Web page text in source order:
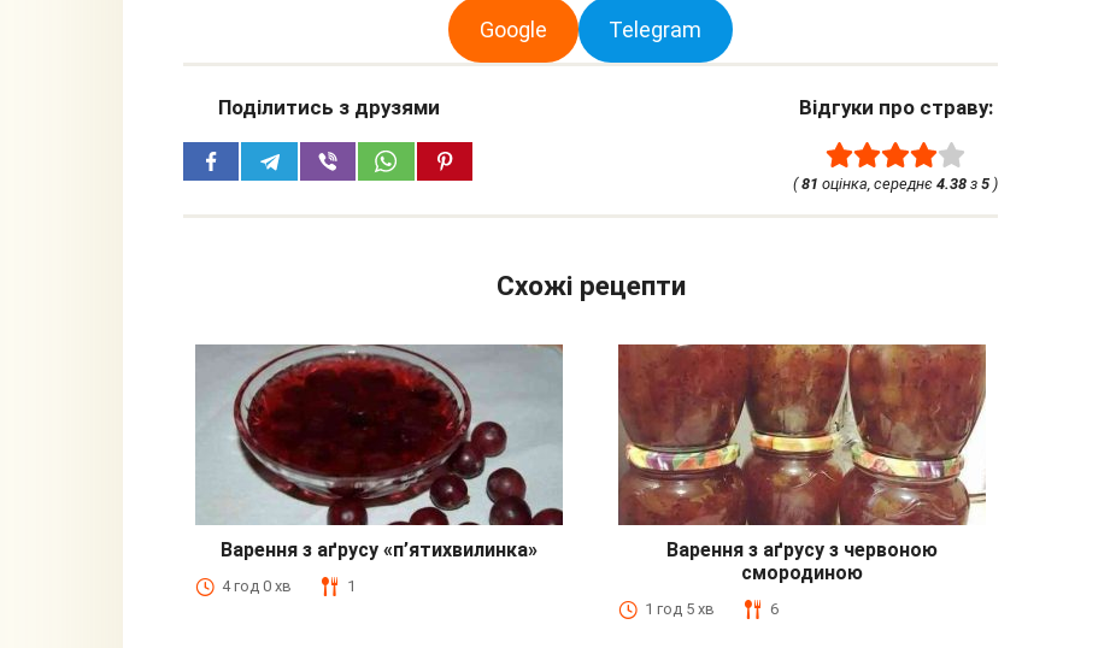
Google Telegram
Поділитись з друзями Відгуки про страву:
(81 оцінка, середнє 4.38 з 5 )
Схожі рецепти
Варення з аґрусу «п’ятихвилинка»
4 год 0 хв 1
Варення з аґрусу з червоною
смородиною
1 год 5 хв 6